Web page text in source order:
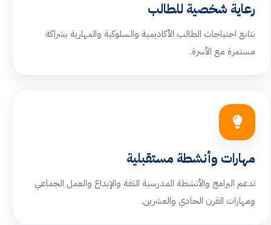
رعاية شخصية للطالب
نتابع احتياجات الطالب الأكاديمية والسلوكية والمهارية بشراكة
مستمرة مع الأسرة.
مهارات وأنشطة مستقبلية
تدعم البرامج والأنشطة المدرسية الثقة والإبداع والعمل الجماعي
ومهارات القرن الحادي والعشرين.